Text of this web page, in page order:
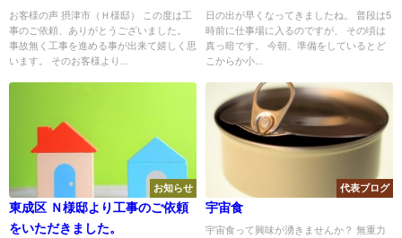
お客様の声 摂津市（Ｈ様邸） この度は工
事のご依頼、ありがとうございました。
事故無く工事を進める事が出来て嬉しく思
います。 そのお客様より...
日の出が早くなってきましたね。 普段は5
時前に仕事場に入るのですが、 その頃は
真っ暗です。 今朝、準備をしているとど
こからか小...
お知らせ
東成区 Ｎ様邸より工事のご依頼
をいただきました。
代表ブログ
宇宙食
宇宙食って興味が湧きませんか？ 無重力